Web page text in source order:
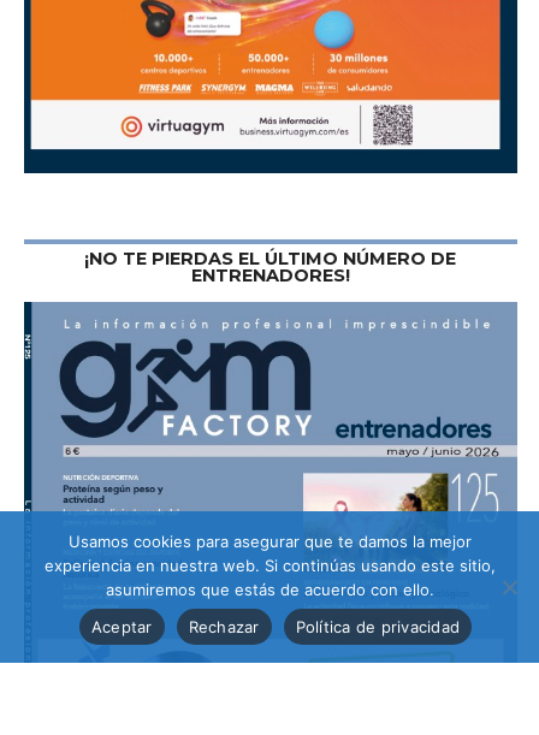
¡NO TE PIERDAS EL ÚLTIMO NÚMERO DE
ENTRENADORES!
Usamos cookies para asegurar que te damos la mejor
experiencia en nuestra web. Si continúas usando este sitio,
asumiremos que estás de acuerdo con ello.
Aceptar
Rechazar Política de privacidad